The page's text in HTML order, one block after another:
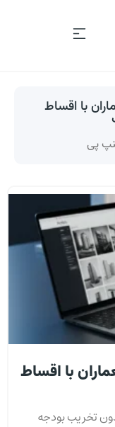
با اقساط
پی
با اقساط
تخریب بودجه